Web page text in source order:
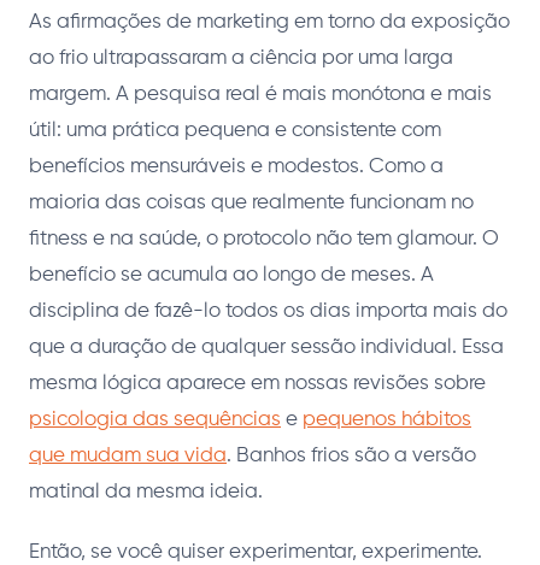
As afirmações de marketing em torno da exposição
ao frio ultrapassaram a ciência por uma larga
margem. A pesquisa real é mais monótona e mais
útil: uma prática pequena e consistente com
benefícios mensuráveis e modestos. Como a
maioria das coisas que realmente funcionam no
fitness e na saúde, o protocolo não tem glamour. O
benefício se acumula ao longo de meses. A
disciplina de fazê-lo todos os dias importa mais do
que a duração de qualquer sessão individual. Essa
mesma lógica aparece em nossas revisões sobre
psicologia das sequências e pequenos hábitos
que mudam sua vida. Banhos frios são a versão
matinal da mesma ideia.
Então, se você quiser experimentar, experimente.